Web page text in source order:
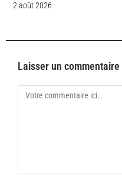
2 août 2026
Laisser un commentaire